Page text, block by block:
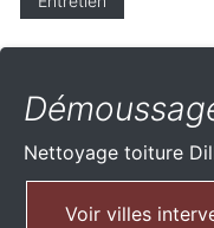
Nettoyage toiture
Voir villes